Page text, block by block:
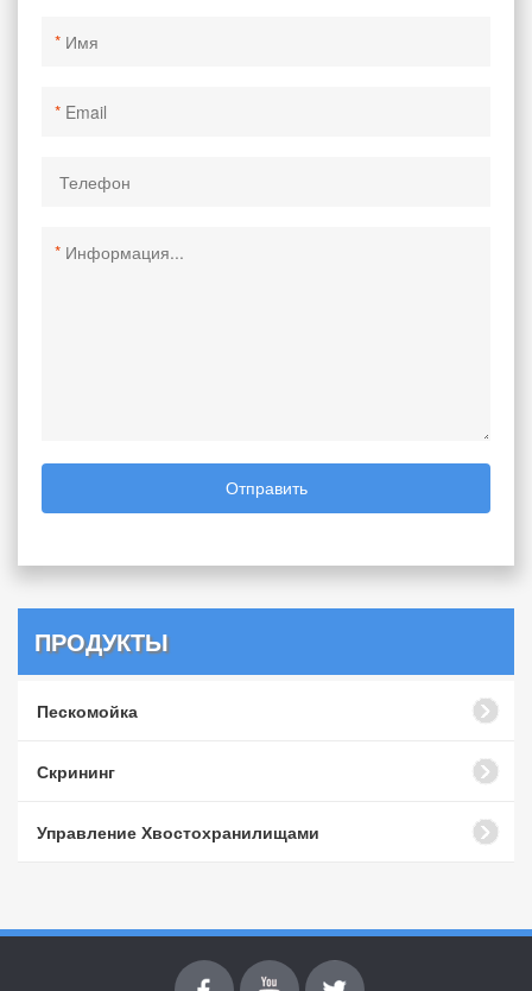
*
*
*
Отправить
ПРОДУКТЫ
Пескомойка
Скрининг
Управление Хвостохранилищами
FacebookyoutubeTwitter